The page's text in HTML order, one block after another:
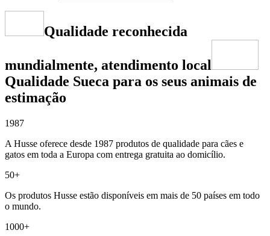
Qualidade reconhecida
mundialmente, atendimento local
Qualidade Sueca para os seus animais de
estimação
1987
A Husse oferece desde 1987 produtos de qualidade para cães e
gatos em toda a Europa com entrega gratuita ao domicílio.
50+
Os produtos Husse estão disponíveis em mais de 50 países em todo
o mundo.
1000+